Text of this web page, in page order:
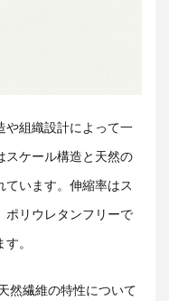
や組織設計によって一
スケール構造と天然の
ています。伸縮率はス
ポリウレタンフリーで
。
然繊維の特性について